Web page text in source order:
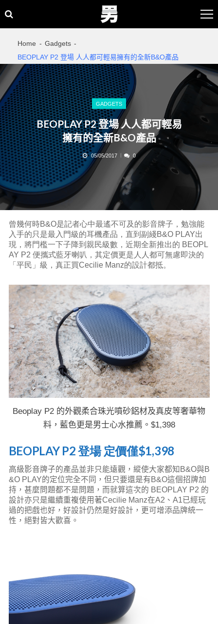
to
to
Home
Gadgets
BEOPLAY P2 登場 人人都可輕易擁有的全新B&O產品
GADGETS
BEOPLAY P2 登場 人人都可輕易
擁有的全新B&O產品
05/05/2017 0
曾幾何時B&O是記者心中最遙不可及的影音牌子，勉強能
入手的只是最入門級的耳機產品，直到副綫B&O PLAY出
現，將門檻一下子降到親民級數，近期全新推出的 BEOPL
AY P2 便攜式藍牙喇叭，其定價更是人人都可無慮即決的
「平民」級，真正買Cecilie Manz的設計都抵。
Beoplay P2 的外觀柔合珠光噴砂鋁材及真皮等奢華物
料，藍色更是男士心水推薦。$1,398
BEOPLAY P2 登場 定價僅$1,398
高級影音牌子的產品並非只能遠觀，縱使大家都知B&O與B
&O PLAY的定位完全不同，但只要還是有B&O這個招牌加
持，甚麼問題都不是問題，而就算這次的 BEOPLAY P2 的
設計亦只是繼續重複使用著Cecilie Manz在A2、A1已經玩
過的把戲也好，好設計仍然是好設計，更可增添品牌統一
性，絕對皆大歡喜。